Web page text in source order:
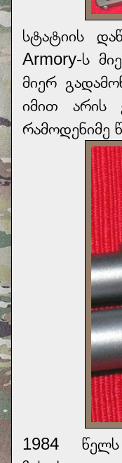
სტატიის
Armory-ს
მიერ
იმით არის
რამოდენიმე
1984 წელს